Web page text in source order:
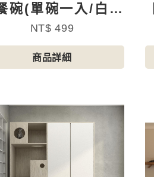
碗(單碗一入/白色
瓷碗)
NT$ 499
商品詳細